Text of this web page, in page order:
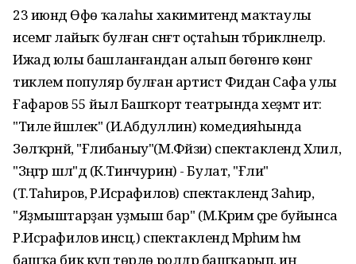
23 июндә Өфө ҡалаһы хакимиәтендә маҡтаулы
исемгә лайыҡ булған сәнғәт оҫтаһын тәбрикләнеләр.
Ижад юлы башланғандан алып бөгөнгө көнгә
тиклем популяр булған артист Фидан Сафа улы
Ғафаров 55 йыл Башҡорт театрында хеҙмәт итә:
"Тиле йәшлек" (И.Абдуллин) комедияһында
Зөлҡәрнәй, "Ғәлиәбаныу"(М.Фәйзи) спектаклендә Хәлил,
"Зәңгәр шәл"дә (К.Тинчурин) - Булат, "Ғәлиә"
(Т.Таһиров, Р.Исрафилов) спектаклендә Заһир,
"Яҙмыштарҙан уҙмыш бар" (М.Кәрим әҫәре буйынса
Р.Исрафилов инсц.) спектаклендә Мәрәһим һәм
башҡа бик күп төрлө ролдәр башҡарып, иң